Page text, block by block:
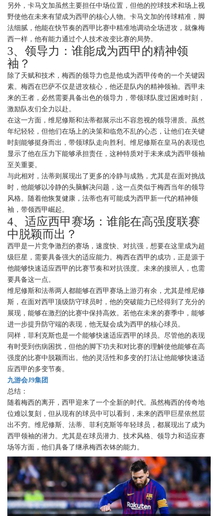
另外，卡马文加虽然主要担任中场位置，但他的控球技术和场上视
野使他在未来有望成为西甲的核心人物。卡马文加的传球精准，脚
法细腻，他能在快节奏的西甲比赛中精准地调动全场进攻，就像梅
西一样，他有能力通过个人技术改变比赛的局势。
3、领导力：谁能成为西甲的精神领
袖？
除了天赋和技术，梅西的领导力也是他成为西甲传奇的一个关键因
素。梅西在巴萨不仅是进攻核心，他还是队内的精神领袖。西甲未
来的王者，必然需要具备出色的领导力，带领球队度过困难时刻，
激励队友们全力以赴。
在这一方面，维尼修斯和法蒂都展示出不容忽视的领导潜质。虽然
年纪轻轻，但他们在场上的决策和临危不乱的心态，让他们在关键
时刻能够挺身而出，带领球队走向胜利。维尼修斯在皇马的表现也
显示了他在压力下能够承担责任，这种特质对于未来成为西甲领袖
至关重要。
与此相对，法蒂则展现出了更多的冷静与成熟，尤其是在面对挑战
时，他能够以冷静的头脑解决问题，这一点类似于梅西当年的领导
风格。随着他恢复健康，法蒂也有可能成为西甲新一代的精神领
袖，带领西甲崛起。
4、适应西甲赛场：谁能在高强度联赛
中脱颖而出？
西甲是一片竞争激烈的赛场，速度快、对抗强，想要在这里成为超
级巨星，需要具备强大的适应能力。梅西在西甲的成功，正是源于
他能够快速适应西甲的比赛节奏和对抗强度。未来的接班人，也需
要具备这一点。
维尼修斯和法蒂两人都能够在西甲赛场上游刃有余，尤其是维尼修
斯，在面对西甲顶级防守球员时，他的突破能力已经得到了充分的
展现，能够在激烈的比赛中保持高效。若他在未来的赛季中，能够
进一步提升防守端的表现，他无疑会成为西甲的核心球员。
同样，菲利克斯也是一个能够快速适应西甲的球员。尽管他的表现
有时受到伤病困扰，但他的脚下功夫和对比赛的理解使他能够在高
强度的比赛中脱颖而出。他的灵活性和多变的打法让他能够快速适
应西甲的多变节奏。
九游会J9集团
总结：
随着梅西的离开，西甲迎来了一个全新的时代。虽然梅西的传奇地
位难以复刻，但从现有的球员中可以看到，未来的西甲巨星依然层
出不穷。维尼修斯、法蒂、菲利克斯等年轻球员，都展现出了成为
西甲领袖的潜力。尤其是在球员潜力、技术风格、领导力和适应赛
场等方面，他们具备了继承梅西衣钵的能力。